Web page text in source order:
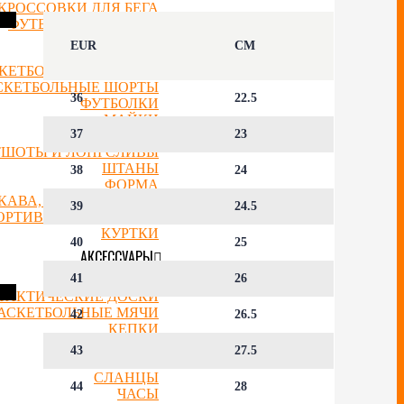
ДЛЯ БЕГА
ФУТБОЛЬНЫЕ БУТСЫ
ДЖЕРСИ
ШОРТЫ
ФУТБОЛКИ
МАЙКИ
ТОЛСТОВКИ
И ЛОНГСЛИВЫ
ШТАНЫ
ФОРМА
НАКОЛЕННИКИ
КОСТЮМЫ
КУРТКИ
АКСЕССУАРЫ
ДОСКИ
МЯЧИ
КЕПКИ
СЛАНЦЫ
ЧАСЫ
EUR CM
36 22.5
37 23
38 24
39 24.5
40 25
41 26
42 26.5
43 27.5
44 28